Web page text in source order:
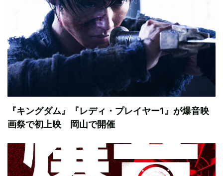
『キングダム』『レディ・プレイヤー1』が爆音映
画祭で初上映 岡山で開催